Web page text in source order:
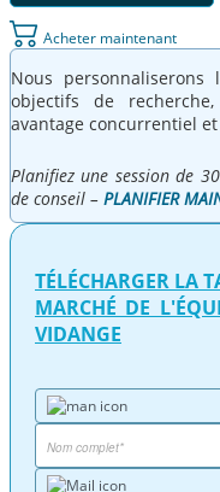
Acheter maintenant
Nous
objectifs de
avantage concurrentiel
Planifiez une session de
de conseil – PLANIFIER
TÉLÉCHARGER LA
MARCHÉ DE
VIDANGE